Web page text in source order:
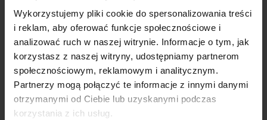
Wykorzystujemy pliki cookie do spersonalizowania treści
i reklam, aby oferować funkcje społecznościowe i
analizować ruch w naszej witrynie. Informacje o tym, jak
korzystasz z naszej witryny, udostępniamy partnerom
społecznościowym, reklamowym i analitycznym.
Partnerzy mogą połączyć te informacje z innymi danymi
otrzymanymi od Ciebie lub uzyskanymi podczas
korzystania z ich usług.
KOLKO RADELKOWANE RO.3, D1=63 D=M12, ,
FORMA:D, TERMOPLAST CIEMNOSZARY RAL7021,
KOMP:STAL NIERDZEWNA